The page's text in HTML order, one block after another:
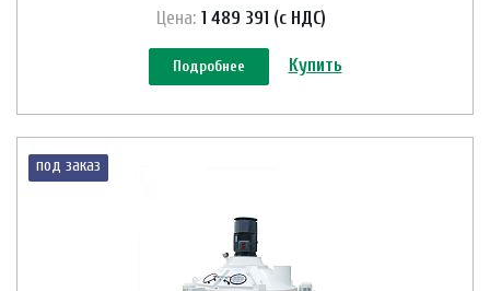
Цена: 1 489 391 (с НДС)
Подробнее Купить
под заказ